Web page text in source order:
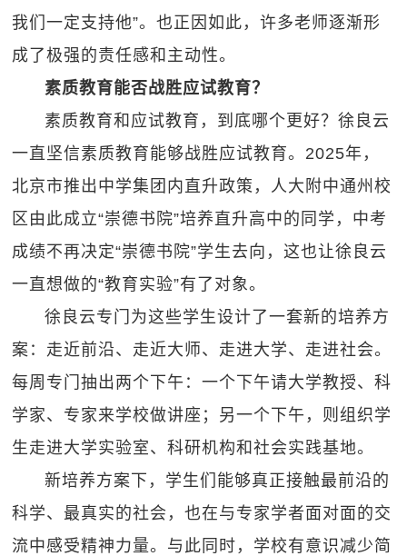
我们一定支持他”。也正因如此，许多老师逐渐形
成了极强的责任感和主动性。
素质教育能否战胜应试教育？
素质教育和应试教育，到底哪个更好？徐良云
一直坚信素质教育能够战胜应试教育。2025年，
北京市推出中学集团内直升政策，人大附中通州校
区由此成立“崇德书院”培养直升高中的同学，中考
成绩不再决定“崇德书院”学生去向，这也让徐良云
一直想做的“教育实验”有了对象。
徐良云专门为这些学生设计了一套新的培养方
案：走近前沿、走近大师、走进大学、走进社会。
每周专门抽出两个下午：一个下午请大学教授、科
学家、专家来学校做讲座；另一个下午，则组织学
生走进大学实验室、科研机构和社会实践基地。
新培养方案下，学生们能够真正接触最前沿的
科学、最真实的社会，也在与专家学者面对面的交
流中感受精神力量。与此同时，学校有意识减少简